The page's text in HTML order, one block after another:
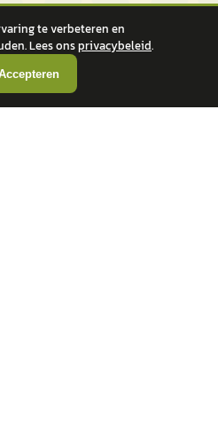
te verbeteren en
Lees onsprivacybeleid.